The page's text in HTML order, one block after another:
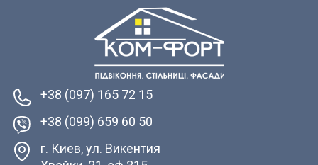
+38 (097) 165 72 15
+38 (099) 659 60 50
г. Киев, ул. Викентия